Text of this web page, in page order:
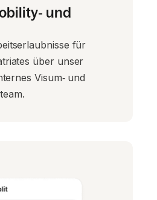
und
für
über unser
Visum‑ und